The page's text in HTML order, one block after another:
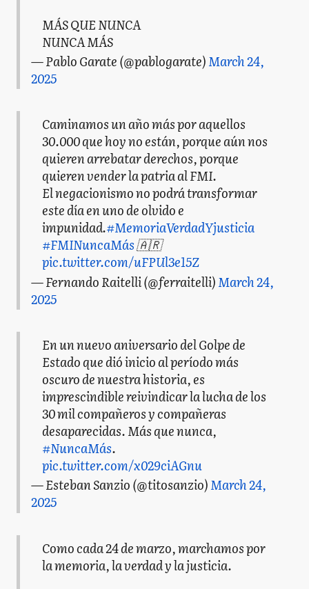
MÁS QUE NUNCA
NUNCA MÁS
— Pablo Garate (@pablogarate)March 24,
2025
Caminamos un año más por aquellos
30.000 que hoy no están, porque aún nos
quieren arrebatar derechos, porque
quieren vender la patria al FMI.
El negacionismo no podrá transformar
este día en uno de olvido e
impunidad.#MemoriaVerdadYjusticia
#FMINuncaMás🇦🇷
pic.twitter.com/uFPUl3e15Z
— Fernando Raitelli (@ferraitelli)March 24,
2025
En un nuevo aniversario del Golpe de
Estado que dió inicio al período más
oscuro de nuestra historia, es
imprescindible reivindicar la lucha de los
30 mil compañeros y compañeras
desaparecidas. Más que nunca,
#NuncaMás.
pic.twitter.com/x029ciAGnu
— Esteban Sanzio (@titosanzio)March 24,
2025
Como cada 24 de marzo, marchamos por
la memoria, la verdad y la justicia.